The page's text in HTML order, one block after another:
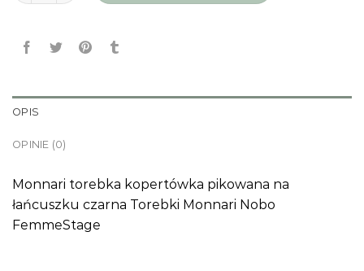
OPIS
OPINIE (0)
Monnari torebka kopertówka pikowana na
łańcuszku czarna Torebki Monnari Nobo
FemmeStage